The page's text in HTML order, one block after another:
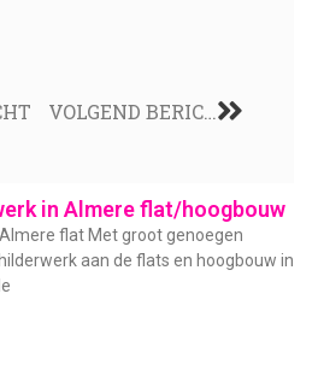
VOLGEND BERICHT
in Almere flat/hoogbouw
flat Met groot genoegen
aan de flats en hoogbouw in